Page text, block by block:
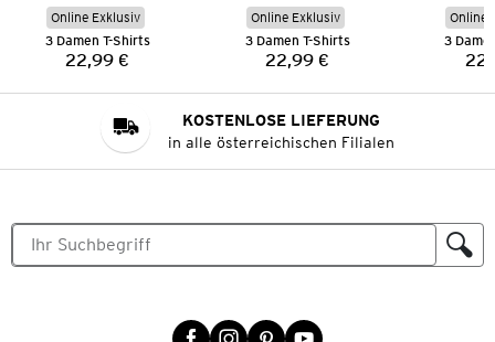
Online Exklusiv
3 Damen T-Shirts
Preis:
22,99 €
Online Exklusiv
3 Damen T-Shirts
Preis:
22,99 €
Online
3
KOSTENLOSE LIEFERUNG
in alle österreichischen Filialen